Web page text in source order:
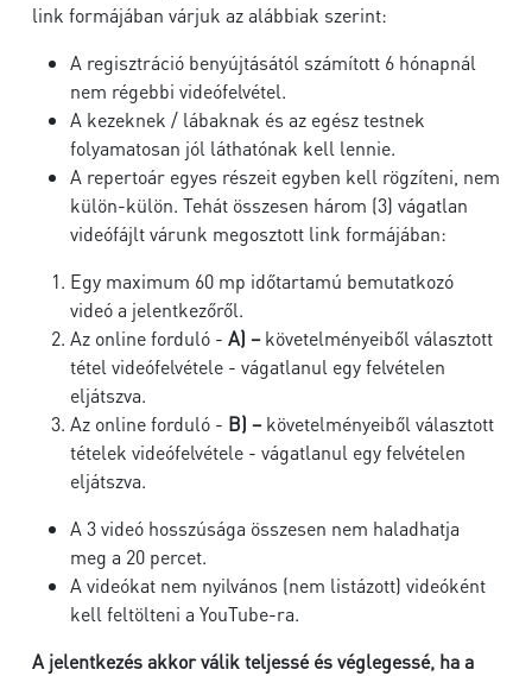
link formájában várjuk az alábbiak szerint:
A regisztráció benyújtásától számított 6 hónapnál
nem régebbi videófelvétel.
A kezeknek / lábaknak és az egész testnek
folyamatosan jól láthatónak kell lennie.
A repertoár egyes részeit egyben kell rögzíteni, nem
külön-külön. Tehát összesen három (3) vágatlan
videófájlt várunk megosztott link formájában:
Egy maximum 60 mp időtartamú bemutatkozó
videó a jelentkezőről.
Az online forduló - A) –követelményeiből választott
tétel videófelvétele - vágatlanul egy felvételen
eljátszva.
Az online forduló - B) –követelményeiből választott
tételek videófelvétele - vágatlanul egy felvételen
eljátszva.
A 3 videó hosszúsága összesen nem haladhatja
meg a 20 percet.
A videókat nem nyilvános (nem listázott) videóként
kell feltölteni a YouTube-ra.
A jelentkezés akkor válik teljessé és véglegessé, ha a